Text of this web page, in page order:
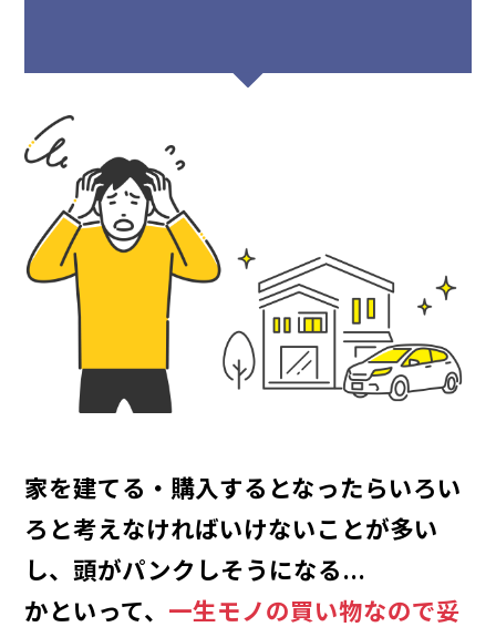
家を建てる・購入するとなったらいろい
ろと考えなければいけないことが多い
し、頭がパンクしそうになる…
かといって、 一生モノの買い物なので妥